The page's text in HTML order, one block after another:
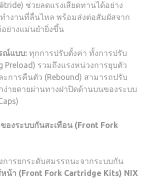
ช่วยลดแรงเสียดทานได้อย่าง
ำงานที่ลื่นไหล พร้อมส่งต่อสัมผัสจาก
ย่างแม่นยำยิ่งขึ้น
ณ์แบบ: ทุกการปรับตั้งค่า ทั้งการปรับ
Preload) รวมถึงแรงหน่วงการยุบตัว
ะการคืนตัว (Rebound) สามารถปรับ
ง่ายดายผ่านทางฝาปิดด้านบนของระบบ
องระบบกันสะเทือน (Front Fork
ารยกระดับสมรรถนะจากระบบกัน
น้า (Front Fork Cartridge Kits) NIX